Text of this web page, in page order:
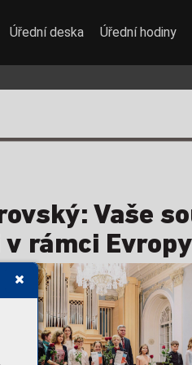
ovský: Vaše
ámci Evropy
Úřední deska Úřední hodiny